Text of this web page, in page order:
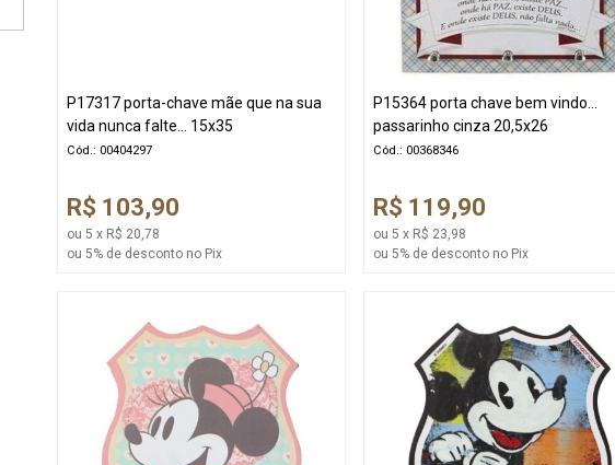
P17317 porta-chave mãe que na sua
vida nunca falte... 15x35
Cód.: 00404297
R$ 103,90
ou 5 x R$ 20,78
ou 5% de desconto no Pix
P15364 porta chave bem vindo...
passarinho cinza 20,5x26
Cód.: 00368346
R$ 119,90
ou 5 x R$ 23,98
ou 5% de desconto no Pix